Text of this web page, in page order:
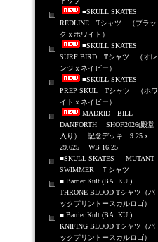
■SKULL SKATES
REDLINE Tシャツ （ブラッ
クｘホワイト）
■SKULL SKATES
SURF BIRD Tシャツ （オレ
ンジｘネイビー）
■SKULL SKATES
PREP SKUL Tシャツ （ホワ
イトｘネイビー）
MADRID BILL
DANFORTH SHOF2026(殿堂
入り） 記念デッキ 9.25 x
29.625 WB 16.25
■SKULL SKATES MUTANT
SWIMMER Ｔシャツ
■ Barrier Kult (BA. KU.)
THRONE BLOOD Tシャツ（バ
ックプリントースカルロゴ）
■ Barrier Kult (BA. KU.)
KNIFING BLOOD Tシャツ（バ
ックプリントースカルロゴ）